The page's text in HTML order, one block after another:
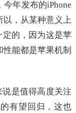
年发布的iPhone
以，从某种意义上
的，因为这是苹
能都是苹果机制
说是值得高度关注
的有望回归，这也